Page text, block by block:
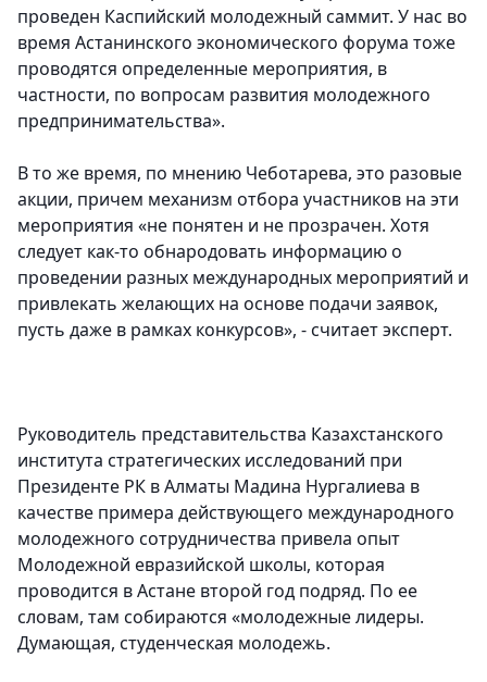
проведен Каспийский молодежный саммит. У нас во
время Астанинского экономического форума тоже
проводятся определенные мероприятия, в
частности, по вопросам развития молодежного
предпринимательства».
В то же время, по мнению Чеботарева, это разовые
акции, причем механизм отбора участников на эти
мероприятия «не понятен и не прозрачен. Хотя
следует как-то обнародовать информацию о
проведении разных международных мероприятий и
привлекать желающих на основе подачи заявок,
пусть даже в рамках конкурсов», - считает эксперт.
Руководитель представительства Казахстанского
института стратегических исследований при
Президенте РК в Алматы Мадина Нургалиева в
качестве примера действующего международного
молодежного сотрудничества привела опыт
Молодежной евразийской школы, которая
проводится в Астане второй год подряд. По ее
словам, там собираются «молодежные лидеры.
Думающая, студенческая молодежь.